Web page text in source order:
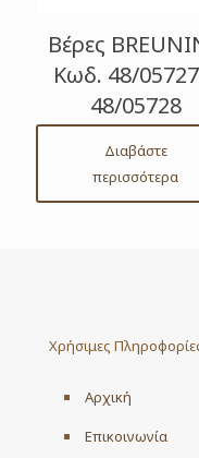
Βέρες
Κωδ. 48/
48/05728
Διαβάστε
περισσότερα
Χρήσιμες
Αρχική
Επικοινωνία